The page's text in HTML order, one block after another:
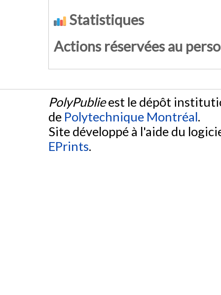
Statistiques
Actions réservées au
PolyPublieest le dépôt
de Polytechnique Montréal.
Site développé à l'aide du
EPrints.